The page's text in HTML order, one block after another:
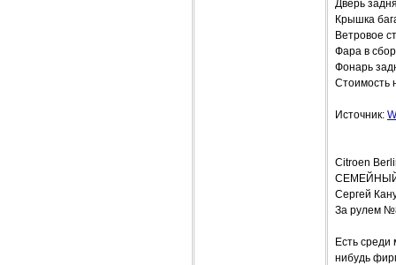
Дверь
Крышка
Ветровое
Фара в
Фонарь
Стоимость
Источник:
Citroen
Сергей
За рулем
Есть среди
нибудь